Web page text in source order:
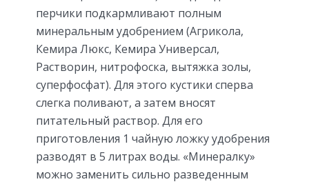
перчики подкармливают полным
минеральным удобрением (Агрикола,
Кемира Люкс, Кемира Универсал,
Растворин, нитрофоска, вытяжка золы,
суперфосфат). Для этого кустики сперва
слегка поливают, а затем вносят
питательный раствор. Для его
приготовления 1 чайную ложку удобрения
разводят в 5 литрах воды. «Минералку»
можно заменить сильно разведенным